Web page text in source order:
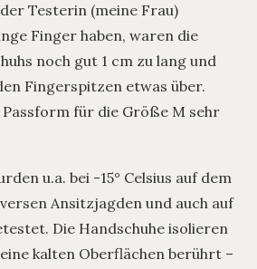
Testerin (meine Frau)
Finger haben, waren die
noch gut 1 cm zu lang und
Fingerspitzen etwas über.
für die Größe M sehr
u.a. bei -15° Celsius auf dem
Ansitzjagden und auch auf
Die Handschuhe isolieren
kalten Oberflächen berührt –